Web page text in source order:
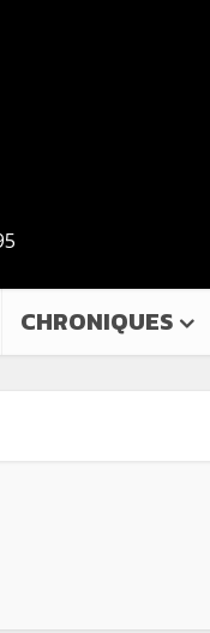
CHRONIQUES